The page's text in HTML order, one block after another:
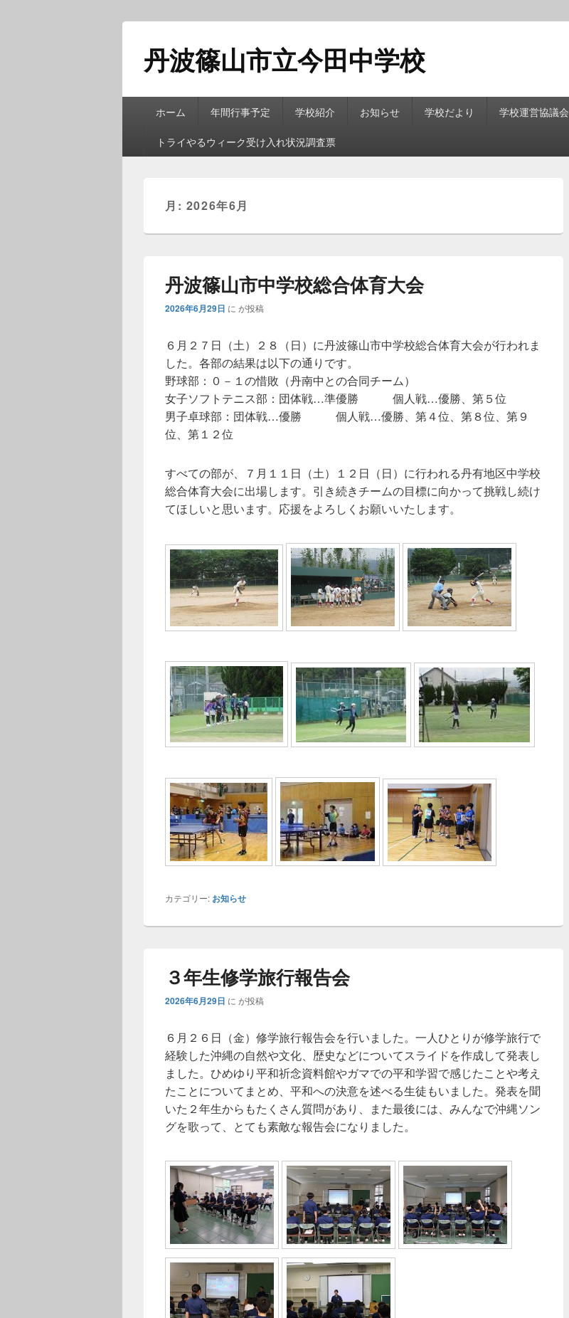
丹波篠山市立今田中学校
ホーム 年間行事予定 学校紹介 お知らせ 学校だより 学校運営協議会
トライやるウィーク受け入れ状況調査票
月: 2026年6月
丹波篠山市中学校総合体育大会
2026年6月29日 に が投稿
６月２７日（土）２８（日）に丹波篠山市中学校総合体育大会が行われま
した。各部の結果は以下の通りです。
野球部：０－１の惜敗（丹南中との合同チーム）
女子ソフトテニス部：団体戦…準優勝 個人戦…優勝、第５位
男子卓球部：団体戦…優勝 個人戦…優勝、第４位、第８位、第９
位、第１２位
すべての部が、７月１１日（土）１２日（日）に行われる丹有地区中学校
総合体育大会に出場します。引き続きチームの目標に向かって挑戦し続け
てほしいと思います。応援をよろしくお願いいたします。
カテゴリー: お知らせ
３年生修学旅行報告会
2026年6月29日 に が投稿
６月２６日（金）修学旅行報告会を行いました。一人ひとりが修学旅行で
経験した沖縄の自然や文化、歴史などについてスライドを作成して発表し
ました。ひめゆり平和祈念資料館やガマでの平和学習で感じたことや考え
たことについてまとめ、平和への決意を述べる生徒もいました。発表を聞
いた２年生からもたくさん質問があり、また最後には、みんなで沖縄ソン
グを歌って、とても素敵な報告会になりました。